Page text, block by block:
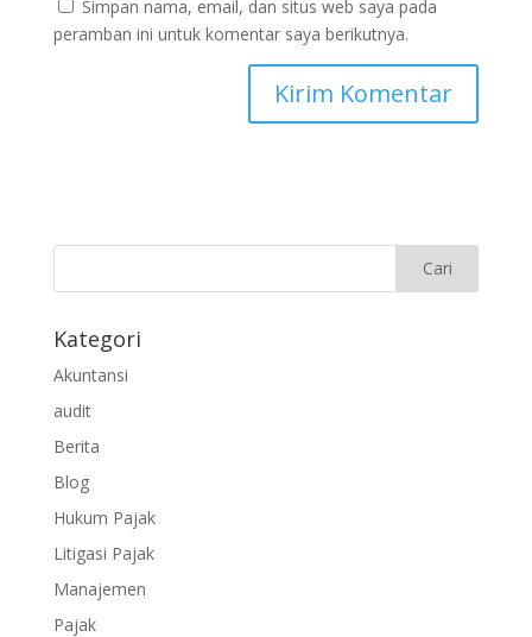
Simpan nama, email, dan situs web saya pada
peramban ini untuk komentar saya berikutnya.
Kategori
Akuntansi
audit
Berita
Blog
Hukum Pajak
Litigasi Pajak
Manajemen
Pajak